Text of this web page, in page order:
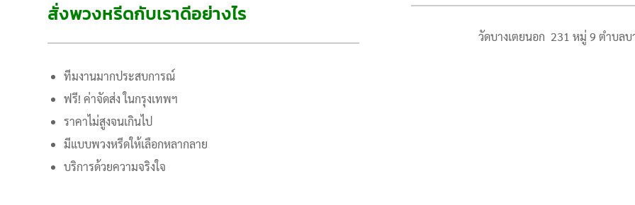
สั่งพวงหรีดกับเราดีอย่างไร
ทีมงานมากประสบการณ์
ฟรี! ค่าจัดส่ง ในกรุงเทพฯ
ราคาไม่สูงจนเกินไป
มีแบบพวงหรีดให้เลือกหลากลาย
บริการด้วยความจริงใจ
วัดบางเตยนอก 231 หมู่ 9 ตำบลบ